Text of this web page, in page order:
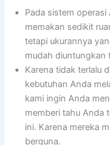
Pada sistem operasi
memakan sedikit
tetapi ukurannya
mudah diuntungkan
Karena tidak terlalu
kebutuhan Anda
kami ingin Anda
memberi tahu Anda
ini. Karena mereka
berguna.